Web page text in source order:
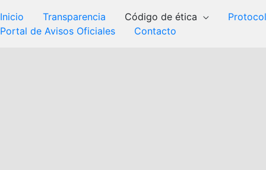
Inicio Transparencia Código de ética
Portal de Avisos Oficiales
Contacto